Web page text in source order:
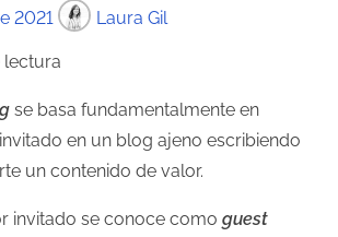
2021 Laura Gil
lectura
se basa fundamentalmente en
en un blog ajeno escribiendo
un contenido de valor.
invitado se conoce como guest